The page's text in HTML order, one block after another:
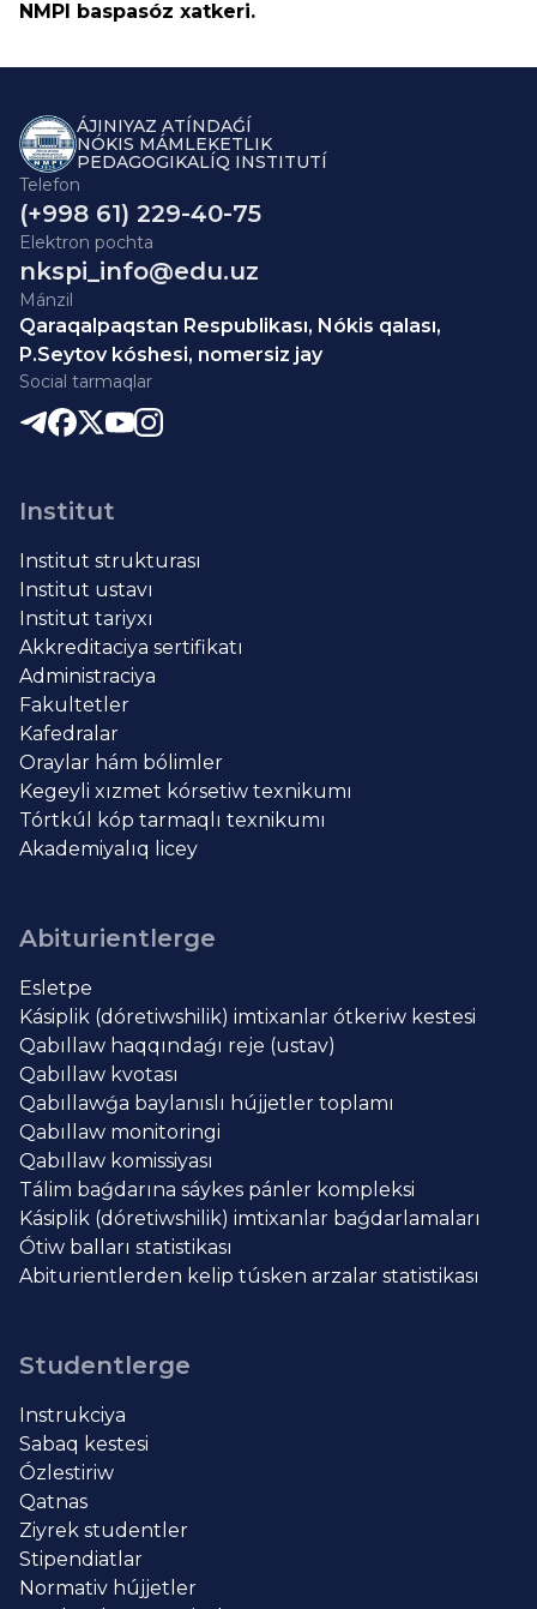
NMPI baspasóz xatkeri.
ÁJINIYAZ ATÍNDAǴÍ
NÓKIS MÁMLEKETLIK
PEDAGOGIKALÍQ INSTITUTÍ
Telefon
(+998 61) 229-40-75
Elektron pochta
nkspi_info@edu.uz
Mánzil
Qaraqalpaqstan Respublikası, Nókis qalası,
P.Seytov kóshesi, nomersiz jay
Social tarmaqlar
Institut
Institut strukturası
Institut ustavı
Institut tariyxı
Akkreditaciya sertifikatı
Administraciya
Fakultetler
Kafedralar
Oraylar hám bólimler
Kegeyli xızmet kórsetiw texnikumı
Tórtkúl kóp tarmaqlı texnikumı
Akademiyalıq licey
Abiturientlerge
Esletpe
Kásiplik (dóretiwshilik) imtixanlar ótkeriw kestesi
Qabıllaw haqqındaǵı reje (ustav)
Qabıllaw kvotası
Qabıllawǵa baylanıslı hújjetler toplamı
Qabıllaw monitoringi
Qabıllaw komissiyası
Tálim baǵdarına sáykes pánler kompleksi
Kásiplik (dóretiwshilik) imtixanlar baǵdarlamaları
Ótiw balları statistikası
Abiturientlerden kelip túsken arzalar statistikası
Studentlerge
Instrukciya
Sabaq kestesi
Ózlestiriw
Qatnas
Ziyrek studentler
Stipendiatlar
Normativ hújjetler